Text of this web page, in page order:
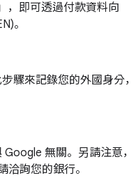
，即可透過付款資料向
。
驟來記錄您的外國身分，
無關。另請注意，
詢您的銀行。